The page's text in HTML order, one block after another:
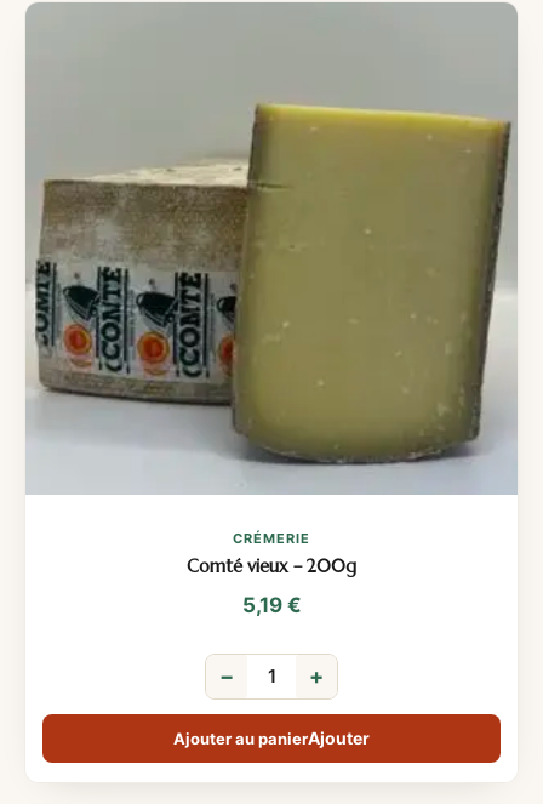
CRÉMERIE
Comté vieux – 200g
5,19 €
− +
Ajouter au panier